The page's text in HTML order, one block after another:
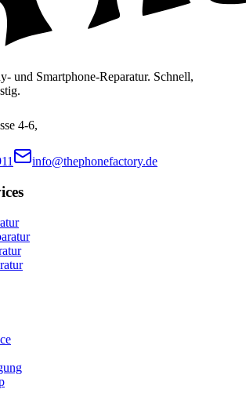
und Smartphone-Reparatur. Schnell,
4-6,
info@thephonefactory.de